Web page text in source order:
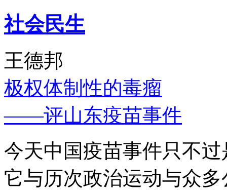
社会民生
王德邦
极权体制性的毒瘤
——评山东疫苗事件
今天中国疫苗事件只不
它与历次政治运动与众